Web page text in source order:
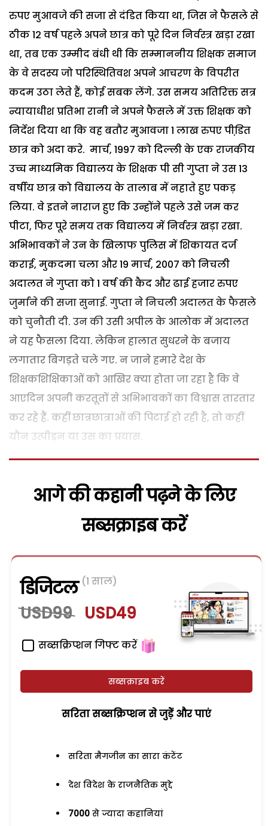
रुपए मुआवजे की सजा से दंडित किया था, जिस ने फैसले से
ठीक 12 वर्ष पहले अपने छात्र को पूरे दिन निर्वस्त्र खड़ा रखा
था, तब एक उम्मीद बंधी थी कि सम्माननीय शिक्षक समाज
के वे सदस्य जो परिस्थितिवश अपने आचरण के विपरीत
कदम उठा लेते हैं, कोई सबक लेंगे. उस समय अतिरिक्त सत्र
न्यायाधीश प्रतिभा रानी ने अपने फैसले में उक्त शिक्षक को
निर्देश दिया था कि वह बतौर मुआवजा 1 लाख रुपए पीडि़त
छात्र को अदा करे. मार्च, 1997 को दिल्ली के एक राजकीय
उच्च माध्यमिक विद्यालय के शिक्षक पी सी गुप्ता ने उस 13
वर्षीय छात्र को विद्यालय के तालाब में नहाते हुए पकड़
लिया. वे इतने नाराज हुए कि उन्होंने पहले उसे जम कर
पीटा, फिर पूरे समय तक विद्यालय में निर्वस्त्र खड़ा रखा.
अभिभावकों ने उन के खिलाफ पुलिस में शिकायत दर्ज
कराई, मुकदमा चला और 19 मार्च, 2007 को निचली
अदालत ने गुप्ता को 1 वर्ष की कैद और ढाई हजार रुपए
जुर्माने की सजा सुनाई. गुप्ता ने निचली अदालत के फैसले
को चुनौती दी. उन की उसी अपील के आलोक में अदालत
ने यह फैसला दिया. लेकिन हालात सुधरने के बजाय
लगातार बिगड़ते चले गए. न जाने हमारे देश के
शिक्षकशिक्षिकाओं को आखिर क्या होता जा रहा है कि वे
आएदिन अपनी करतूतों से अभिभावकों का विश्वास तारतार
कर रहे हैं. कहीं छात्रछात्राओं की पिटाई हो रही है, तो कहीं
यौन उत्पीड़न या उस का प्रयास.
आगे की कहानी पढ़ने के लिए
सब्सक्राइब करें
डिजिटल (1 साल)
USD99 USD49
सब्सक्रिप्शन गिफ्ट करें
सब्सक्राइब करें
सरिता सब्सक्रिप्शन से जुड़ेें और पाएं
सरिता मैगजीन का सारा कंटेंट
देश विदेश के राजनैतिक मुद्दे
7000 से ज्यादा कहानियां